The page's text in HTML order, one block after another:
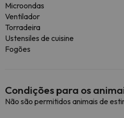
Microondas
Ventilador
Torradeira
Ustensiles de cuisine
Fogões
Condições para os
Não são permitidos animais de